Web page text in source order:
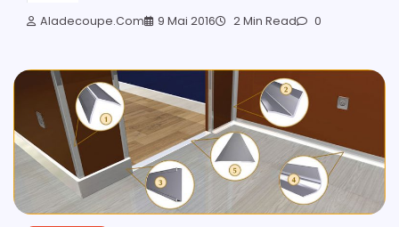
Aladecoupe.com 9 Mai 2016 2 Min Read 0